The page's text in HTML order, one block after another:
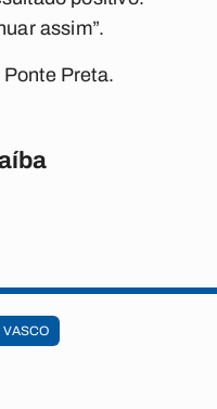
assim”.
Preta.
VASCO